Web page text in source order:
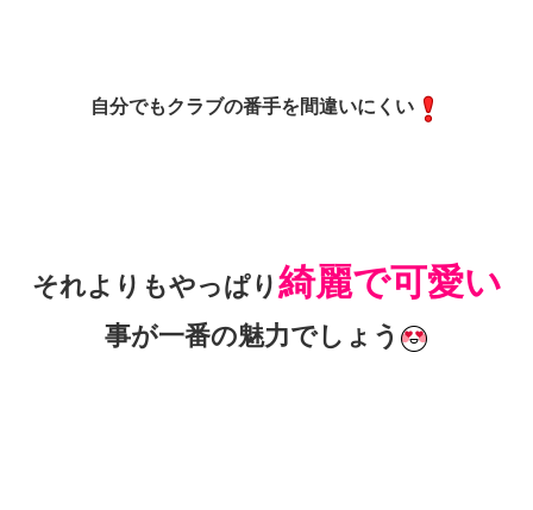
自分でもクラブの番手を間違いにくい
それよりもやっぱり 綺麗で可愛い
事が一番の魅力でしょう